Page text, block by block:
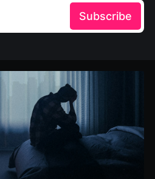
Subscribe